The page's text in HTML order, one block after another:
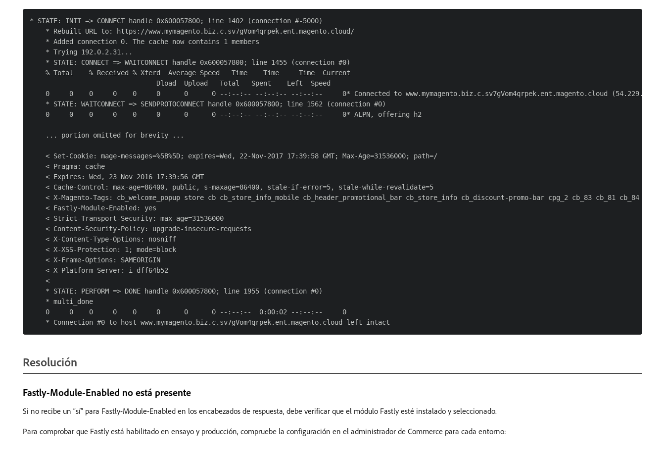
* STATE: INIT => CONNECT handle 0x600057800; line 1402 (connection #-5000)
    * Rebuilt URL to: https://www.mymagento.biz.c.sv7gVom4qrpek.ent.magento.cloud/
    * Added connection 0. The cache now contains 1 members
    * Trying 192.0.2.31...
    * STATE: CONNECT => WAITCONNECT handle 0x600057800; line 1455 (connection #0)
    % Total    % Received % Xferd  Average Speed   Time    Time     Time  Current
                                Dload  Upload   Total   Spent    Left  Speed
0     0    0     0    0     0      0      0 --:--:-- --:--:-- --:--:--     0* Connected to www.mymagento.biz.c.sv7gVom4qrpek.ent.magento.cloud
    * STATE: WAITCONNECT => SENDPROTOCONNECT handle 0x600057800; line 1562 (connection #0)
    0     0    0     0    0     0      0      0 --:--:-- --:--:-- --:--:--     0* ALPN, offering h2
    ... portion omitted for brevity ...
    < Set-Cookie: mage-messages=%5B%5D; expires=Wed, 22-Nov-2017 17:39:58 GMT; Max-Age=31536000; path=/
    < Pragma: cache
    < Expires: Wed, 23 Nov 2016 17:39:56 GMT
    < Cache-Control: max-age=86400, public, s-maxage=86400, stale-if-error=5, stale-while-revalidate=5
< X-Magento-Tags: cb_welcome_popup store cb cb_store_info_mobile cb_header_promotional_bar cb_store_info cb_discount-promo-bar cpg_2 cb_83 cb_81 cb_84
    < Fastly-Module-Enabled: yes
    < Strict-Transport-Security: max-age=31536000
    < Content-Security-Policy: upgrade-insecure-requests
    < X-Content-Type-Options: nosniff
    < X-XSS-Protection: 1; mode=block
    < X-Frame-Options: SAMEORIGIN
    < X-Platform-Server: i-dff64b52
    <
    * STATE: PERFORM => DONE handle 0x600057800; line 1955 (connection #0)
    * multi_done
    0     0    0     0    0     0      0      0 --:--:--  0:00:02 --:--:--     0
Resolución
Fastly-Module-Enabled no está presente
Si no recibe un “sí” para Fastly-Module-Enabled en los encabezados de respuesta, debe verificar que el módulo Fastly esté instalado y seleccionado.
Para comprobar que Fastly está habilitado en ensayo y producción, compruebe la configuración en el administrador de Commerce para cada entorno: